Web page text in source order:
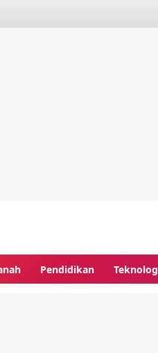
Pendidikan